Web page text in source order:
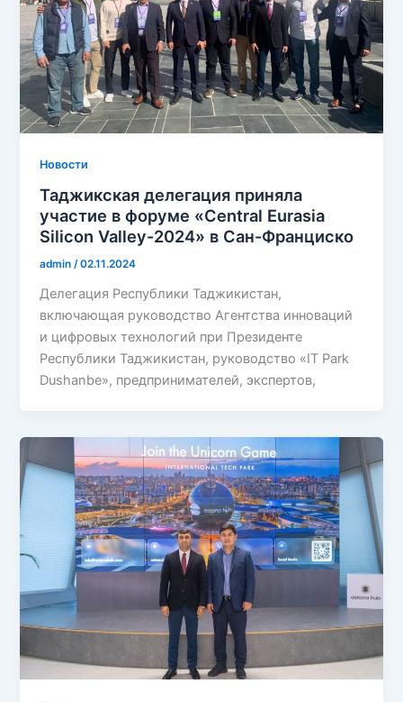
Новости
Таджикская делегация приняла
участие в форуме «Central Eurasia
Silicon Valley-2024» в Сан-Франциско
admin/02.11.2024
Делегация Республики Таджикистан,
включающая руководство Агентства инноваций
и цифровых технологий при Президенте
Республики Таджикистан, руководство «IT Park
Dushanbe», предпринимателей, экспертов,